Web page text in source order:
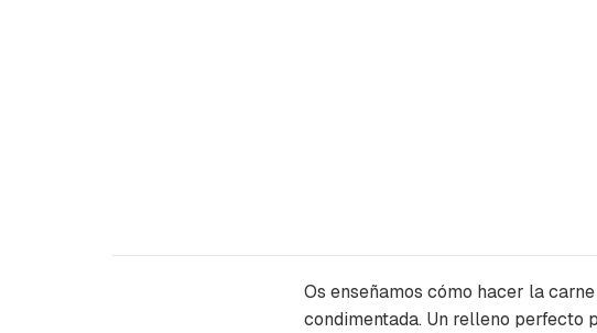
Os enseñamos cómo hacer la
condimentada. Un relleno perfecto